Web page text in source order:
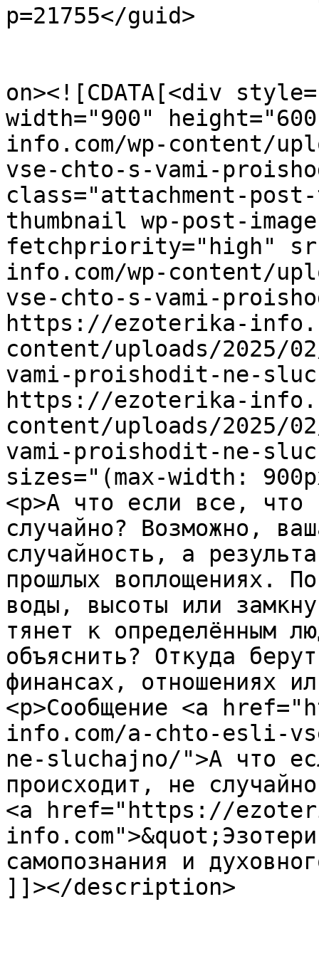
p=21755</guid>
on><![CDATA[<div
width="900"
info.com/wp-content/
vse-chto-s-vami-
class="attachment-
thumbnail wp-post-
fetchpriority="high"
info.com/wp-content/
vse-chto-s-vami-
https://ezoterika-
content/uploads/2025/
vami-proishodit-ne-
https://ezoterika-
content/uploads/2025/
vami-proishodit-ne-
sizes="(max-width:
<p>А что если все, что
случайно? Возможно,
случайность, а
прошлых воплощениях.
воды, высоты или
тянет к определённым
объяснить? Откуда
финансах, отношениях
<p>Сообщение <a
info.com/a-chto-esli-
ne-sluchajno/">А что
происходит, не
<a href="https://
самопознания и
]]></description>